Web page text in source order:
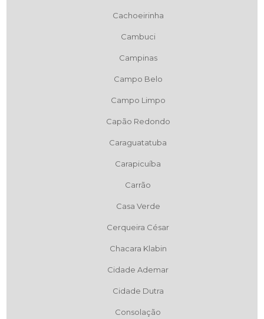
Cachoeirinha
Cambuci
Campinas
Campo Belo
Campo Limpo
Capão Redondo
Caraguatatuba
Carapicuíba
Carrão
Casa Verde
Cerqueira César
Chacara Klabin
Cidade Ademar
Cidade Dutra
Consolação